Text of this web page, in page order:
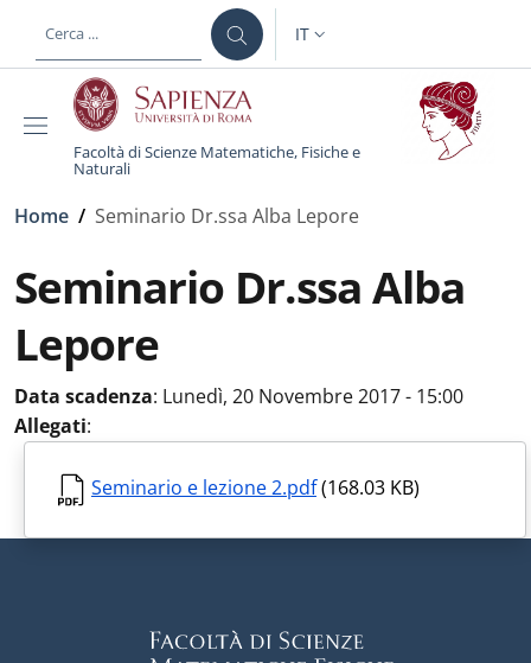
al contenuto principale
SELETTORE LINGUA:
IT
Facoltà di Scienze Matematiche, Fisiche e
Naturali
Briciole di pane
Home / Seminario Dr.ssa Alba Lepore
Seminario Dr.ssa Alba
Lepore
Data scadenza: Lunedì, 20 Novembre 2017 - 15:00
Allegati:
Seminario e lezione 2.pdf(168.03 KB)